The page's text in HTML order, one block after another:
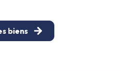
biens